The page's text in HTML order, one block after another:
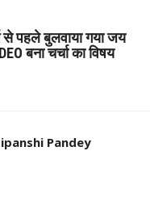
से पहले बुलवाया गया जय
बना चर्चा का विषय
Pandey